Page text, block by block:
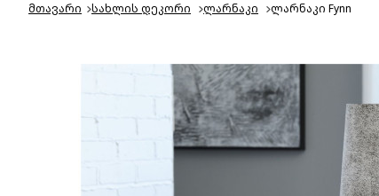
მთავარი სახლის დეკორი ლარნაკი ლარნაკი Fynn